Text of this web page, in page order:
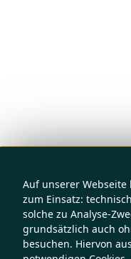
Auf unserer Webseite
zum Einsatz:
solche zu Analyse-
grundsätzlich auch
besuchen. Hiervon